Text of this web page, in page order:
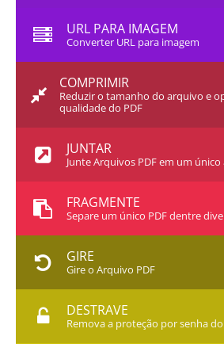
URL PARA IMAGEM
Converter URL para imagem
COMPRIMIR
Reduzir o tamanho do arquivo e
qualidade do PDF
JUNTAR
Junte Arquivos PDF em um
FRAGMENTE
Separe um único PDF dentre
GIRE
Gire o Arquivo PDF
DESTRAVE
Remova a proteção por senha do